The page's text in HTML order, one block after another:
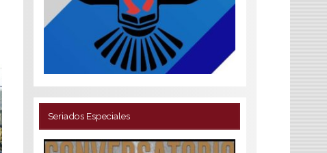
Seriados Especiales